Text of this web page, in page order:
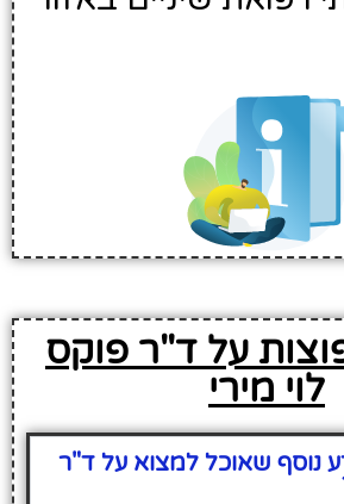
על ד"ר פוקס
לוי מירי
נוסף שאוכל למצוא על ד"ר